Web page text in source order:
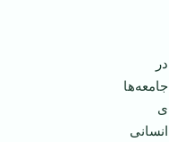
در
جامعه‌ها‌
ی
انسانی